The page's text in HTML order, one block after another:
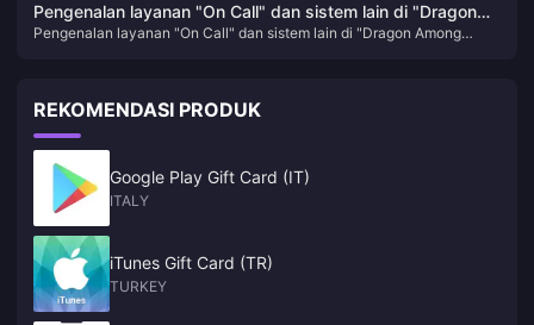
Pengenalan layanan "On Call" dan sistem lain di "Dragon
Among People 8"
Pengenalan layanan "On Call" dan sistem lain di "Dragon Among
REKOMENDASI PRODUK
Google Play Gift Card (IT)
ITALY
iTunes Gift Card (TR)
TURKEY